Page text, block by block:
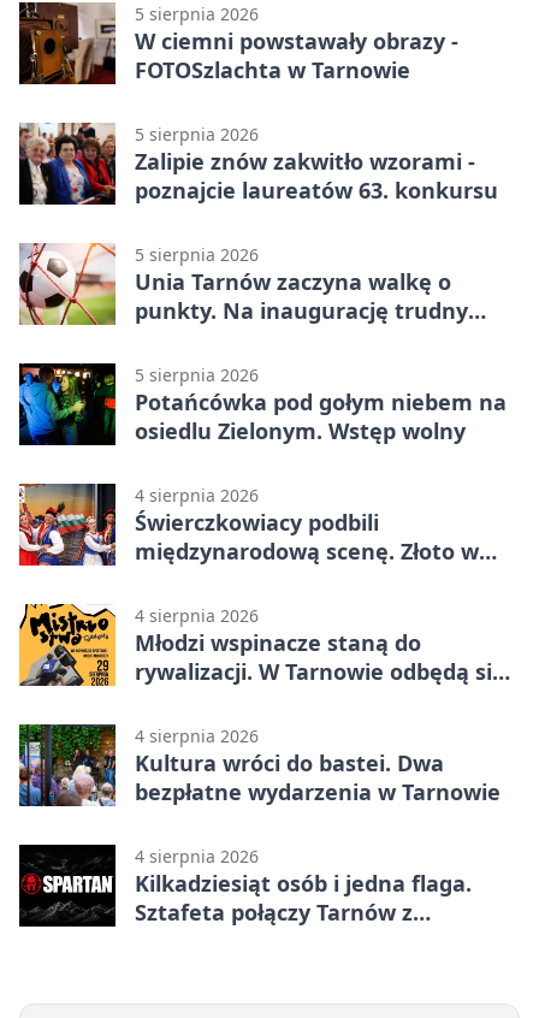
5 sierpnia 2026
W ciemni powstawały obrazy -
FOTOSzlachta w Tarnowie
5 sierpnia 2026
Zalipie znów zakwitło wzorami -
poznajcie laureatów 63. konkursu
5 sierpnia 2026
Unia Tarnów zaczyna walkę o
punkty. Na inaugurację trudny
5 sierpnia 2026
Potańcówka pod gołym niebem na
osiedlu Zielonym. Wstęp wolny
4 sierpnia 2026
Świerczkowiacy podbili
międzynarodową scenę. Złoto w
4 sierpnia 2026
Młodzi wspinacze staną do
rywalizacji. W Tarnowie odbędą się
4 sierpnia 2026
Kultura wróci do bastei. Dwa
bezpłatne wydarzenia w Tarnowie
4 sierpnia 2026
Kilkadziesiąt osób i jedna flaga.
Sztafeta połączy Tarnów z